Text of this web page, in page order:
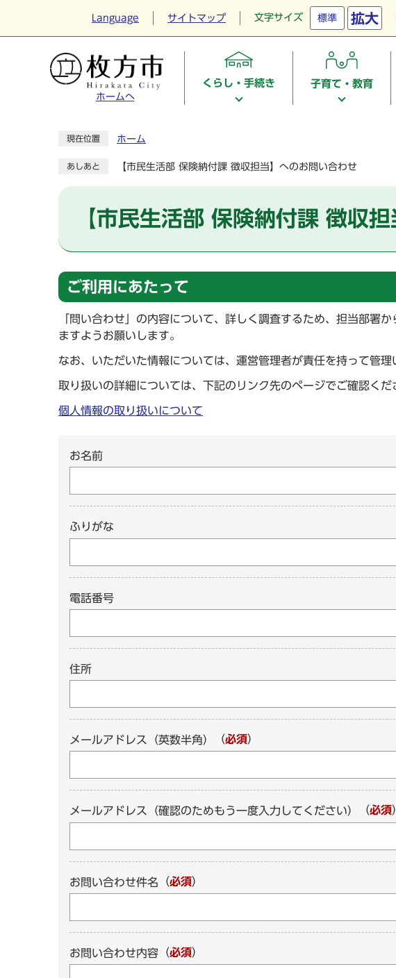
Language サイトマップ 文字サイズ 標準 拡大
ホームへ
くらし・手続き 子育て・教育
現在位置 ホーム
あしあと 【市民生活部 保険納付課 徴収担当】へのお問い合わせ
【市民生活部 保険納付課 徴収
ご利用にあたって
「問い合わせ」の内容について、詳しく調査するため、担当部署
ますようお願いします。
なお、いただいた情報については、運営管理者が責任を持って管理
取り扱いの詳細については、下記のリンク先のページでご確認くだ
個人情報の取り扱いについて
お名前
ふりがな
電話番号
住所
メールアドレス（英数半角） （必須）
メールアドレス（確認のためもう一度入力してください） （必須
お問い合わせ件名 （必須）
お問い合わせ内容 （必須）